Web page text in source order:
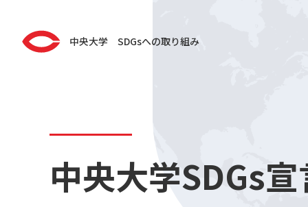
中央大学 SDGsへの取り組み
中央大学SDGs